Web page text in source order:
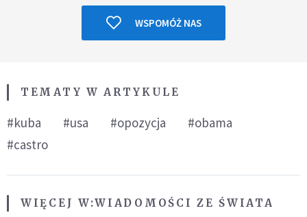
WSPOMÓŻ NAS
TEMATY W ARTYKULE
#kuba #usa #opozycja
#obama
#castro
WIĘCEJ W:WIADOMOŚCI ZE ŚWIATA